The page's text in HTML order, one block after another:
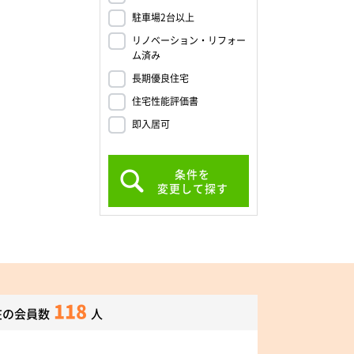
駐車場2台以上
リノベーション・リフォー
ム済み
長期優良住宅
住宅性能評価書
即入居可
条件を
変更して探す
会員数 118 人